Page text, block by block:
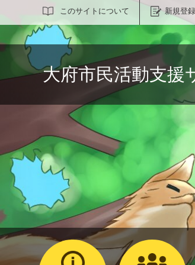
このサイトについて 新規登録
サイト内検索
大府市民活動支援